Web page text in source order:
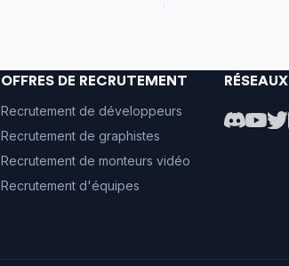
OFFRES DE RECRUTEMENT
Recrutement de développeurs
Recrutement de graphistes
Recrutement de monteurs vidéo
Recrutement d'équipes
RÉSEAUX